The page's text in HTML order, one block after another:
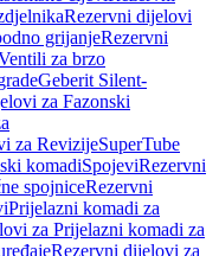
Rezervni dijelovi
grijanjeRezervni
za brzo
Geberit Silent-
za Fazonski
za RevizijeSuperTube
komadiSpojeviRezervni
spojniceRezervni
Prijelazni komadi za
za Prijelazni komadi za
Rezervni dijelovi za